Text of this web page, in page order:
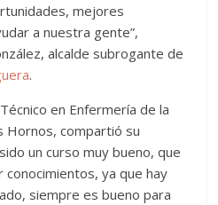
mejores
a nuestra gente”,
alcalde subrogante de
.
en Enfermería de la
Hornos, compartió su
un curso muy bueno, que
conocimientos, ya que hay
siempre es bueno para